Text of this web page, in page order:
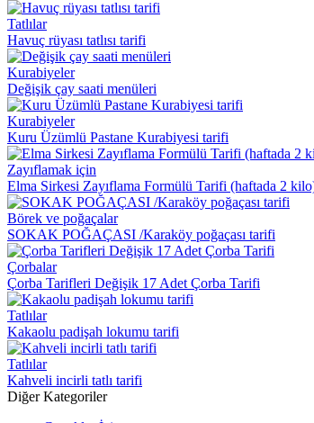
Tatlılar
Havuç rüyası tatlısı tarifi
Kurabiyeler
Değişik çay saati menüleri
Kurabiyeler
Kuru Üzümlü Pastane Kurabiyesi tarifi
Zayıflamak için
Elma Sirkesi Zayıflama Formülü Tarifi (haftada 2
Börek ve poğaçalar
SOKAK POĞAÇASI /Karaköy poğaçası tarifi
Çorbalar
Çorba Tarifleri Değişik 17 Adet Çorba Tarifi
Tatlılar
Kakaolu padişah lokumu tarifi
Tatlılar
Kahveli incirli tatlı tarifi
Diğer Kategoriler